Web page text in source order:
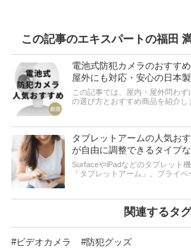
この記事のエキスパートの福田
電池式防犯カメラのおすす
屋外にも対応・安心の日本
この記事では、屋内・屋外問わ
の選び方とおすすめ商品を紹介
て、屋内ではペットの見守りカ
ーやソーラーで充電できるタイ
おりスマホでリアルタイム確認
ナソニックなど人気メーカーのア
考に！後半には、比較一覧表や通
あるので、売れ筋や口コミとあわ
タブレットアームの人気お
が自由に調整できるタイプ
SurfaceやiPadなどのタブレット
「タブレットアーム」。プライ
合わせてさまざまな種類のタブ
この記事では、タブレットアー
紹介します。スタンドタイプや
タイプなどがあり、使う場所に
にしましょう。タブレット端末
ェック！後半には、比較一覧表
もあるので、売れ筋や口コミと
関連するタグ
#ビデオカメラ #防犯グッズ